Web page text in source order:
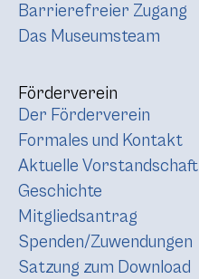
Barrierefreier Zugang
Das Museumsteam
Förderverein
Der Förderverein
Formales und Kontakt
Aktuelle Vorstandschaft
Geschichte
Mitgliedsantrag
Spenden/Zuwendungen
Satzung zum Download